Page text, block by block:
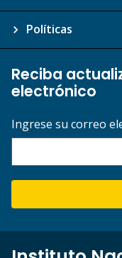
Políticas
Reciba
electrónico
Ingrese su correo